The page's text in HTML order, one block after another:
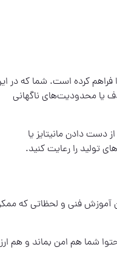
فراهم کرده است. شما که در
یا محدودیت‌های ناگهانی
دست دادن مانیتایز یا
تولید را رعایت کنید.
آموزش فنی و لحظاتی که
شما هم امن بماند و هم